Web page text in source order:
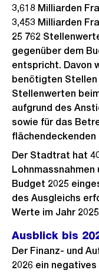
3,618 Milliarden
3,453 Milliarden
25 762
gegenüber dem
entspricht. Davon
benötigten Stellen
Stellenwerten
aufgrund des
sowie für das
flächendeckenden
Der Stadtrat hat
Lohnmassnahmen
Budget 2025
des Ausgleichs
Werte im Jahr
Ausblick bis
Der Finanz- und
2026 ein